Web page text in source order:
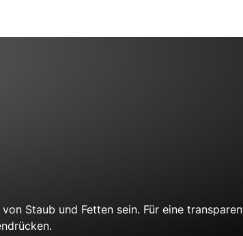
Staub und Fetten sein. Für eine